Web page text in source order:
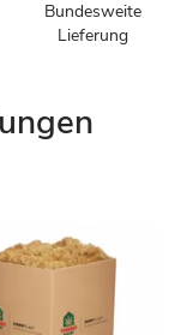
Bundesweite
Lieferung